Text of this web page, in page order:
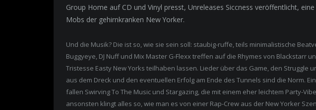
Group Home auf CD und Vinyl presst, Unreleases Siccness veröffentlicht,
Mobs der gehirnkranken New Yorker.
Und die Musik? Die ist so, wie sie sein soll: staubig-ruffe, teils minimalistische
Buggyeye, DJ Nuff und Mix Master G-Flexx treffen auf die Rhymes von Blackstarr
Tristesse Easty New Yorks teilhaben lassen. Lieder über das Game, den Struggle
aus dem Dreck und den eventuellen Erfolg am Ende des Tunnels sind die Norm.
fallen Swirving To The Music und Stargazing, die mit einem eher leichtem Party-
ansonsten klingt alles so, wie man es von einer Rap-Crew aus der New Yorker